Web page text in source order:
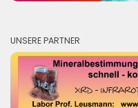
UNSERE PARTNER